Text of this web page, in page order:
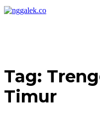
Tag:
Timur